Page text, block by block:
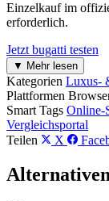
Einzelkauf im
erforderlich.
Jetzt bugatti testen
▼ Mehr lesen
Kategorien Luxus-
Plattformen
Smart Tags Online-
Vergleichsportal
Teilen
X